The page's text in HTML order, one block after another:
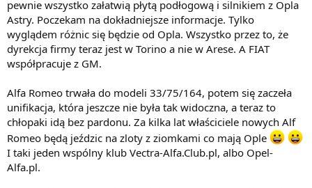
pewnie wszystko załatwią płytą podłogową i silnikiem z Opla
Astry. Poczekam na dokładniejsze informacje. Tylko
wyglądem różnic się będzie od Opla. Wszystko przez to, że
dyrekcja firmy teraz jest w Torino a nie w Arese. A FIAT
współpracuje z GM.
Alfa Romeo trwała do modeli 33/75/164, potem się zaczeła
unifikacja, która jeszcze nie była tak widoczna, a teraz to
chłopaki idą bez pardonu. Za kilka lat właściciele nowych Alf
Romeo będą jeździc na zloty z ziomkami co mają Ople
I taki jeden wspólny klub Vectra-Alfa.Club.pl, albo Opel-
Alfa.pl.